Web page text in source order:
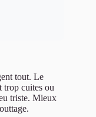
tout. Le
trop cuites ou
triste. Mieux